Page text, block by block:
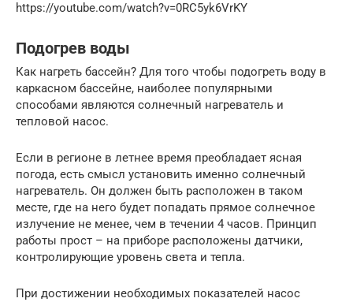
https://youtube.com/watch?v=0RC5yk6VrKY
Подогрев воды
Как нагреть бассейн? Для того чтобы подогреть воду в
каркасном бассейне, наиболее популярными
способами являются солнечный нагреватель и
тепловой насос.
Если в регионе в летнее время преобладает ясная
погода, есть смысл установить именно солнечный
нагреватель. Он должен быть расположен в таком
месте, где на него будет попадать прямое солнечное
излучение не менее, чем в течении 4 часов. Принцип
работы прост – на приборе расположены датчики,
контролирующие уровень света и тепла.
При достижении необходимых показателей насос